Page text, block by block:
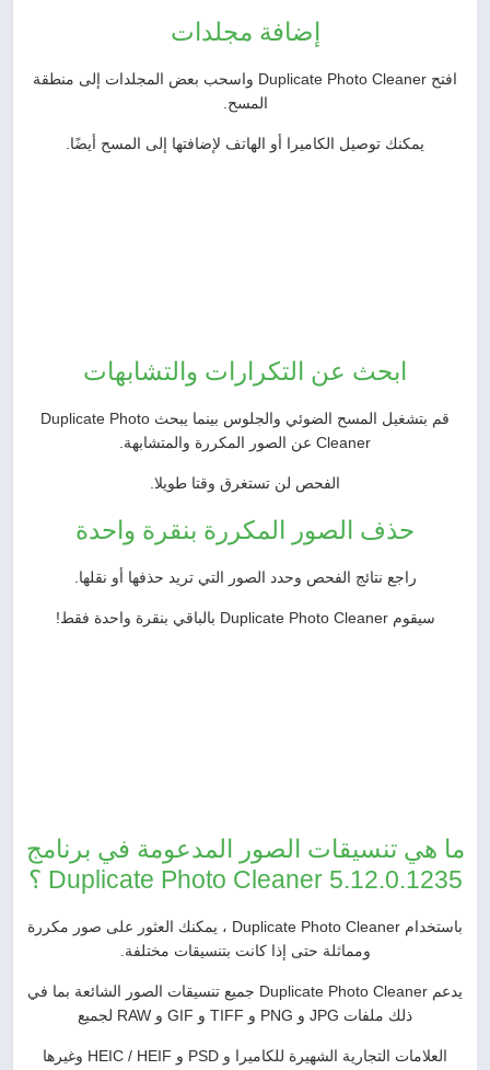
إضافة مجلدات
افتح Duplicate Photo Cleaner واسحب بعض المجلدات إلى منطقة
المسح.
يمكنك توصيل الكاميرا أو الهاتف لإضافتها إلى المسح أيضًا.
ابحث عن التكرارات والتشابهات
قم بتشغيل المسح الضوئي والجلوس بينما يبحث Duplicate Photo
Cleaner عن الصور المكررة والمتشابهة.
الفحص لن تستغرق وقتا طويلا.
حذف الصور المكررة بنقرة واحدة
راجع نتائج الفحص وحدد الصور التي تريد حذفها أو نقلها.
سيقوم Duplicate Photo Cleaner بالباقي بنقرة واحدة فقط!
ما هي تنسيقات الصور المدعومة في برنامج
Duplicate Photo Cleaner 5.12.0.1235 ؟
باستخدام Duplicate Photo Cleaner ، يمكنك العثور على صور مكررة
ومماثلة حتى إذا كانت بتنسيقات مختلفة.
يدعم Duplicate Photo Cleaner جميع تنسيقات الصور الشائعة بما في
ذلك ملفات JPG و PNG و TIFF و GIF و RAW لجميع
العلامات التجارية الشهيرة للكاميرا و PSD و HEIC / HEIF وغيرها